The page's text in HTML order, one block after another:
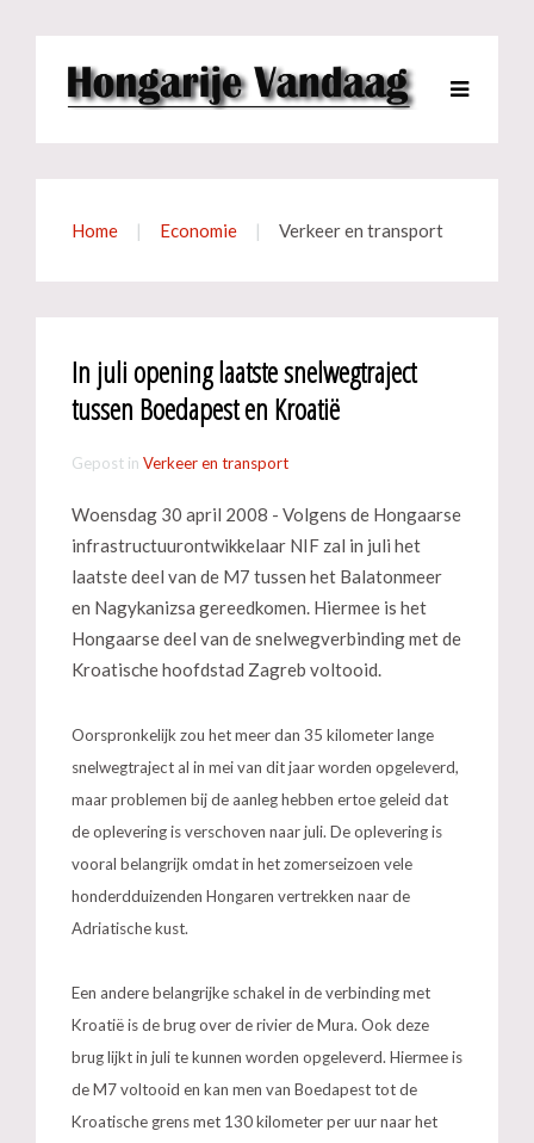
Home Economie Verkeer en transport
In juli opening laatste snelwegtraject
tussen Boedapest en Kroatië
Gepost in Verkeer en transport
Woensdag 30 april 2008 - Volgens de Hongaarse
infrastructuurontwikkelaar NIF zal in juli het
laatste deel van de M7 tussen het Balatonmeer
en Nagykanizsa gereedkomen. Hiermee is het
Hongaarse deel van de snelwegverbinding met de
Kroatische hoofdstad Zagreb voltooid.
Oorspronkelijk zou het meer dan 35 kilometer lange
snelwegtraject al in mei van dit jaar worden opgeleverd,
maar problemen bij de aanleg hebben ertoe geleid dat
de oplevering is verschoven naar juli. De oplevering is
vooral belangrijk omdat in het zomerseizoen vele
honderdduizenden Hongaren vertrekken naar de
Adriatische kust.
Een andere belangrijke schakel in de verbinding met
Kroatië is de brug over de rivier de Mura. Ook deze
brug lijkt in juli te kunnen worden opgeleverd. Hiermee is
de M7 voltooid en kan men van Boedapest tot de
Kroatische grens met 130 kilometer per uur naar het